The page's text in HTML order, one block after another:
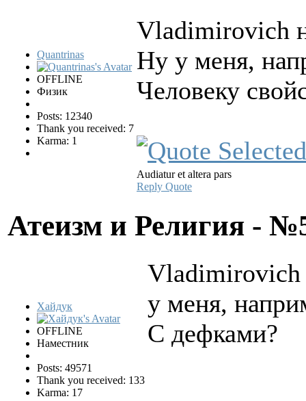
Quantrinas
OFFLINE
Физик
Posts: 12340
Thank you received: 7
Karma: 1
Vladimirovich
Ну у меня,
Человеку
Audiatur et altera pars
Reply Quote
Атеизм и Религия -
Хайдук
OFFLINE
Наместник
Posts: 49571
Thank you received: 133
Karma: 17
Vladimirovich
у меня,
С дефками?